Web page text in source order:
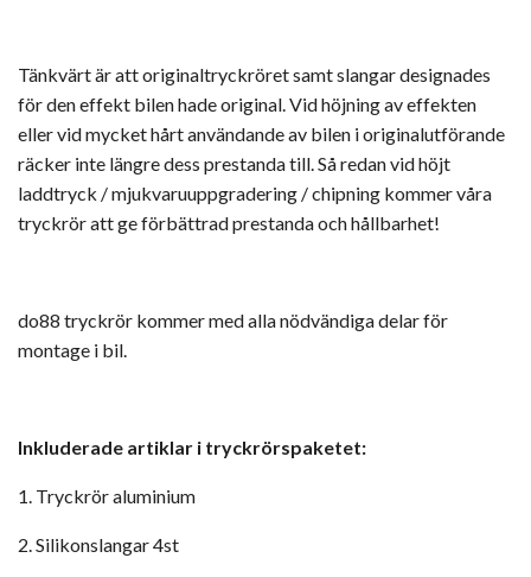
Tänkvärt är att originaltryckröret samt slangar designades
för den effekt bilen hade original. Vid höjning av effekten
eller vid mycket hårt användande av bilen i originalutförande
räcker inte längre dess prestanda till. Så redan vid höjt
laddtryck / mjukvaruuppgradering / chipning kommer våra
tryckrör att ge förbättrad prestanda och hållbarhet!
do88 tryckrör kommer med alla nödvändiga delar för
montage i bil.
Inkluderade artiklar i tryckrörspaketet:
1. Tryckrör aluminium
2. Silikonslangar 4st